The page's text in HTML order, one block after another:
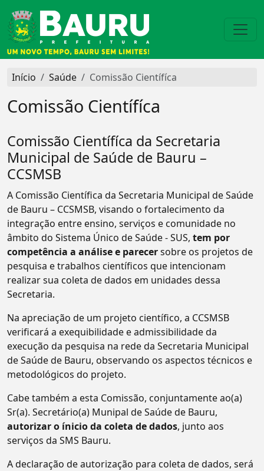
Início Saúde Comissão Científíca
Comissão Científíca
Comissão Científíca da Secretaria
Municipal de Saúde de Bauru –
CCSMSB
A Comissão Científica da Secretaria Municipal de Saúde
de Bauru – CCSMSB, visando o fortalecimento da
integração entre ensino, serviços e comunidade no
âmbito do Sistema Único de Saúde - SUS, tem por
competência a análise e parecersobre os projetos de
pesquisa e trabalhos científicos que intencionam
realizar sua coleta de dados em unidades dessa
Secretaria.
Na apreciação de um projeto científico, a CCSMSB
verificará a exequibilidade e admissibilidade da
execução da pesquisa na rede da Secretaria Municipal
de Saúde de Bauru, observando os aspectos técnicos e
metodológicos do projeto.
Cabe também a esta Comissão, conjuntamente ao(a)
Sr(a). Secretário(a) Munipal de Saúde de Bauru,
autorizar o ínicio da coleta de dados, junto aos
serviços da SMS Bauru.
A declaração de autorização para coleta de dados, será